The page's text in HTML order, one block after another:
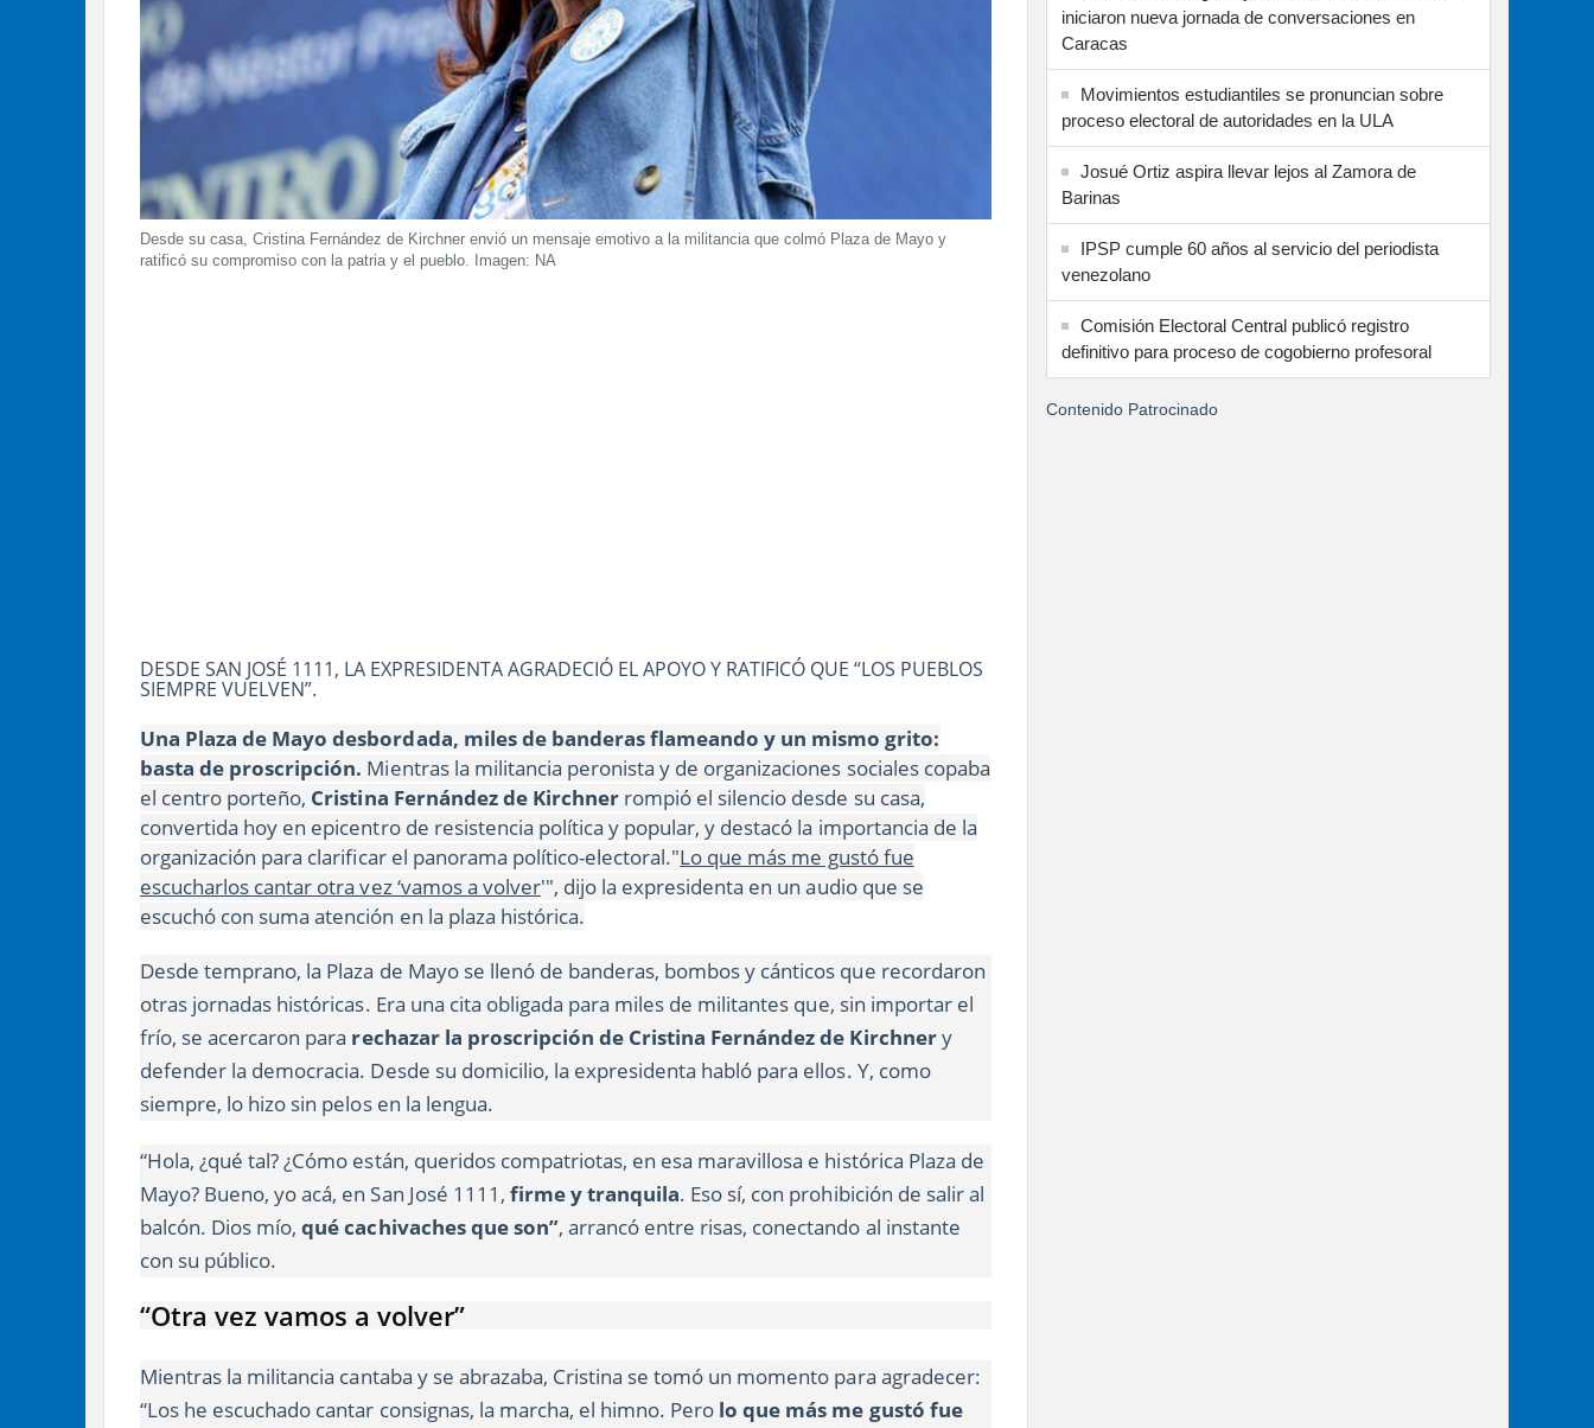
Desde su casa, Cristina Fernández de Kirchner envió un mensaje emotivo a la militancia que colmó Plaza de Mayo y
ratificó su compromiso con la patria y el pueblo. Imagen: NA
DESDE SAN JOSÉ 1111, LA EXPRESIDENTA AGRADECIÓ EL APOYO Y RATIFICÓ QUE “LOS PUEBLOS
SIEMPRE VUELVEN”.
Una Plaza de Mayo desbordada, miles de banderas flameando y un mismo grito:
basta de proscripción. Mientras la militancia peronista y de organizaciones sociales copaba
el centro porteño, Cristina Fernández de Kirchner rompió el silencio desde su casa,
convertida hoy en epicentro de resistencia política y popular, y destacó la importancia de la
organización para clarificar el panorama político-electoral."Lo que más me gustó fue
escucharlos cantar otra vez ‘vamos a volver'", dijo la expresidenta en un audio que se
escuchó con suma atención en la plaza histórica.
Desde temprano, la Plaza de Mayo se llenó de banderas, bombos y cánticos que recordaron
otras jornadas históricas. Era una cita obligada para miles de militantes que, sin importar el
frío, se acercaron para rechazar la proscripción de Cristina Fernández de Kirchnery
defender la democracia. Desde su domicilio, la expresidenta habló para ellos. Y, como
siempre, lo hizo sin pelos en la lengua.
“Hola, ¿qué tal? ¿Cómo están, queridos compatriotas, en esa maravillosa e histórica Plaza de
Mayo? Bueno, yo acá, en San José 1111, firme y tranquila. Eso sí, con prohibición de salir al
balcón. Dios mío,qué cachivaches que son”, arrancó entre risas, conectando al instante
con su público.
“Otra vez vamos a volver”
Mientras la militancia cantaba y se abrazaba, Cristina se tomó un momento para agradecer:
“Los he escuchado cantar consignas, la marcha, el himno. Pero lo que más me gustó fue
iniciaron nueva jornada de conversaciones en
Caracas
Movimientos estudiantiles se pronuncian sobre
proceso electoral de autoridades en la ULA
Josué Ortiz aspira llevar lejos al Zamora de
Barinas
IPSP cumple 60 años al servicio del periodista
venezolano
Comisión Electoral Central publicó registro
definitivo para proceso de cogobierno profesoral
Contenido Patrocinado